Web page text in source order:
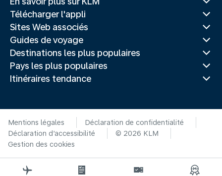
Télécharger l'appli
Sites Web associés
Guides de voyage
Destinations les plus populaires
Pays les plus populaires
Itinéraires tendance
Mentions légales
Déclaration de confidentialité
Déclaration d’accessibilité
© 2026 KLM
Gestion des cookies